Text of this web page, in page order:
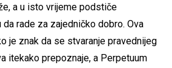
a u isto vrijeme podstiče
rade za zajedničko dobro. Ova
je znak da se stvaranje pravednijeg
itekako prepoznaje, a Perpetuum